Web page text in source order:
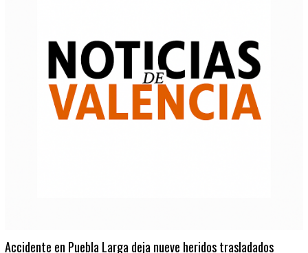
Accidente en Puebla Larga deja nueve heridos trasladados